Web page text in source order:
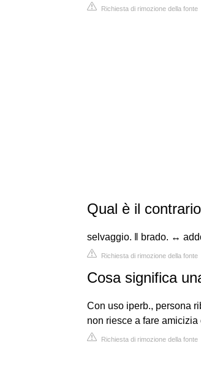
Richiesta di rimozione della fonte
Qual è il
selvaggio. ‖ brado. ↔
Richiesta di rimozione della fonte
Cosa significa
Con uso iperb., persona
non riesce a fare amicizia
Richiesta di rimozione della fonte